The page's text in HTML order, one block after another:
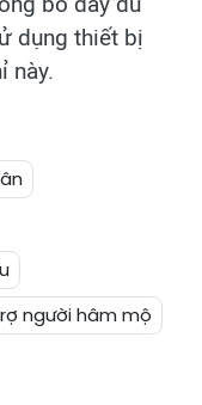
dụng thiết bị
này.
người hâm mộ